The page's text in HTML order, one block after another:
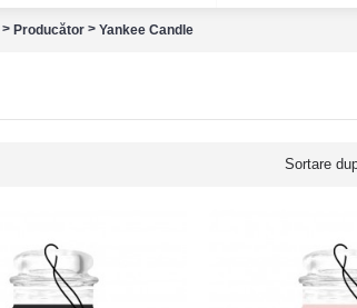
> Producător > Yankee Candle
Sortare